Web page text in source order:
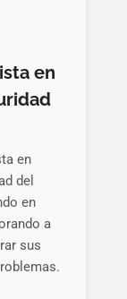
en
en
del
en
a
sus